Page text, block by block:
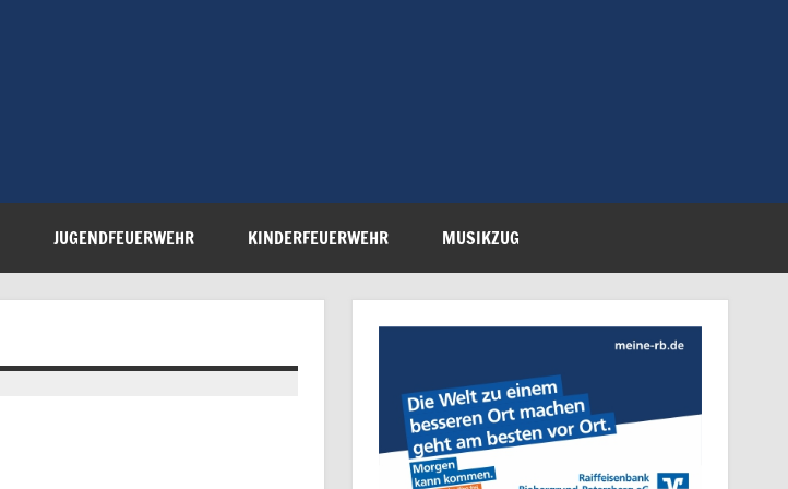
JUGENDFEUERWEHR KINDERFEUERWEHR MUSIKZUG